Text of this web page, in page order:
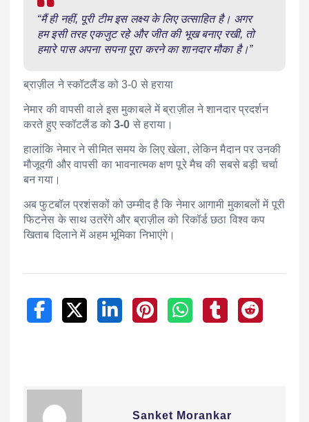
“मैं ही नहीं, पूरी टीम इस लक्ष्य के लिए उत्साहित है। अगर
हम इसी तरह एकजुट रहे और जीत की भूख बनाए रखी, तो
हमारे पास अपना सपना पूरा करने का शानदार मौका है।”
ब्राज़ील ने स्कॉटलैंड को 3-0 से हराया
नेमार की वापसी वाले इस मुकाबले में ब्राज़ील ने शानदार प्रदर्शन
करते हुए स्कॉटलैंड को3-0 से हराया।
हालांकि नेमार ने सीमित समय के लिए खेला, लेकिन मैदान पर उनकी
मौजूदगी और वापसी का भावनात्मक क्षण पूरे मैच की सबसे बड़ी चर्चा
बन गया।
अब फुटबॉल प्रशंसकों को उम्मीद है कि नेमार आगामी मुकाबलों में पूरी
फिटनेस के साथ उतरेंगे और ब्राज़ील को रिकॉर्ड छठा विश्व कप
खिताब दिलाने में अहम भूमिका निभाएंगे।
Sanket Morankar